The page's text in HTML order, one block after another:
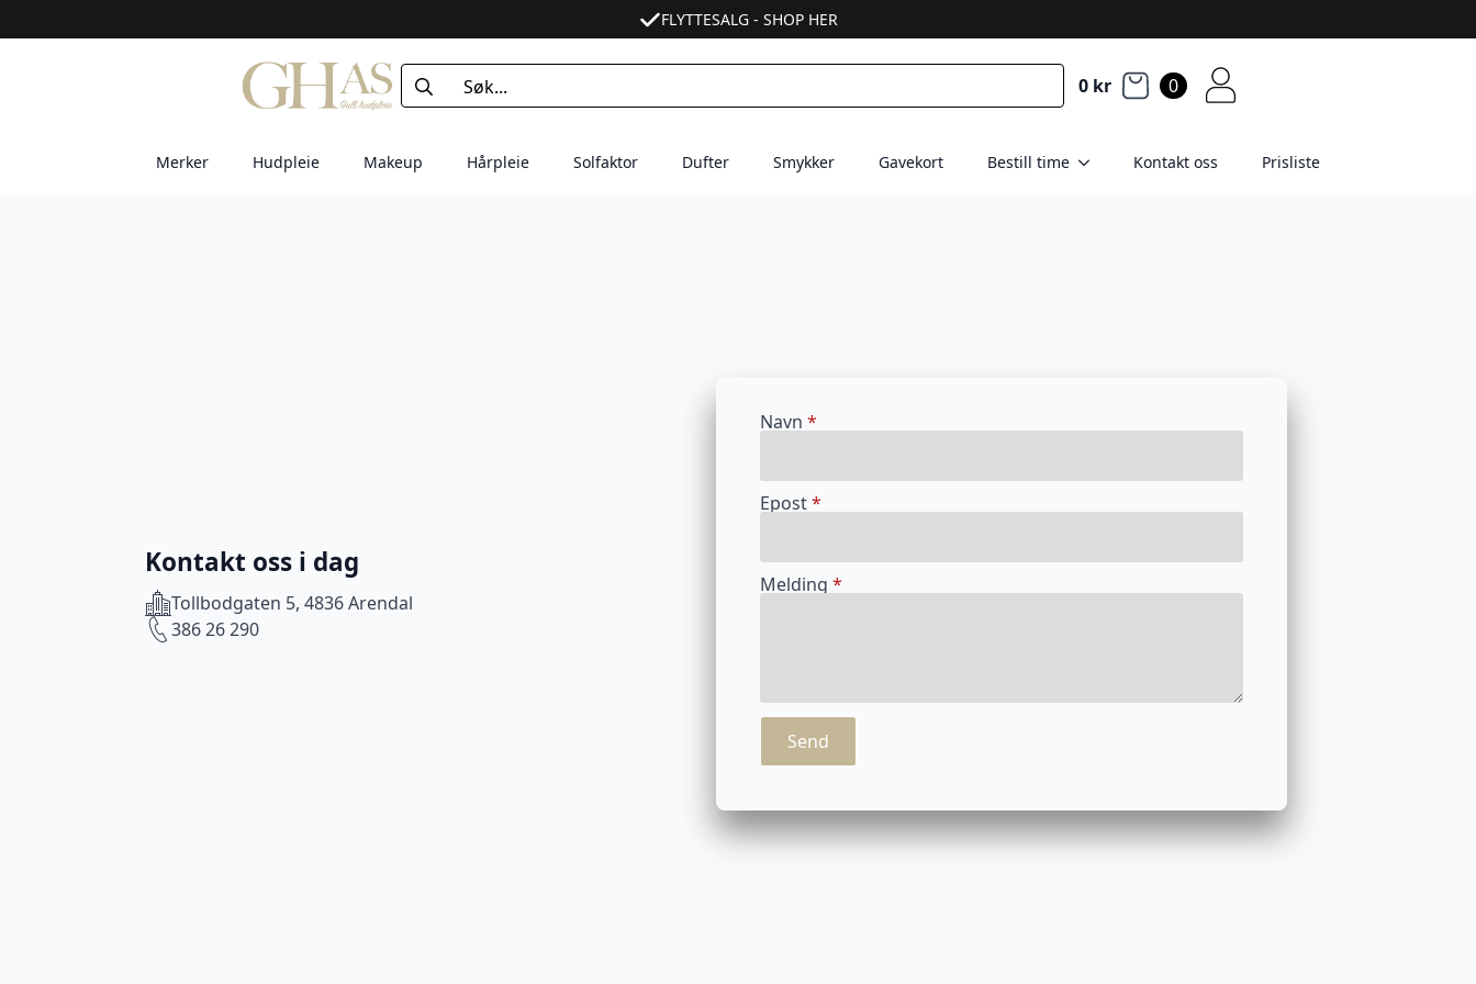
FLYTTESALG - SHOP HER
Search
for:
0 kr 0
Merker Hudpleie Makeup Hårpleie Solfaktor Dufter Smykker Gavekort Bestill time Kontakt oss Prisliste
Kontakt oss i dag
Tollbodgaten 5, 4836 Arendal
386 26 290
Navn *
Epost*
Melding *
Send